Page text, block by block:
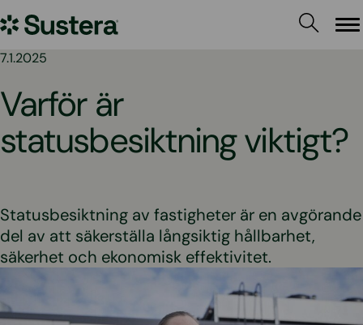
till
Sustera
Sweden
7.1.2025
Varför är
statusbesiktning viktigt?
Statusbesiktning av fastigheter är en avgörande
del av att säkerställa långsiktig hållbarhet,
säkerhet och ekonomisk effektivitet.